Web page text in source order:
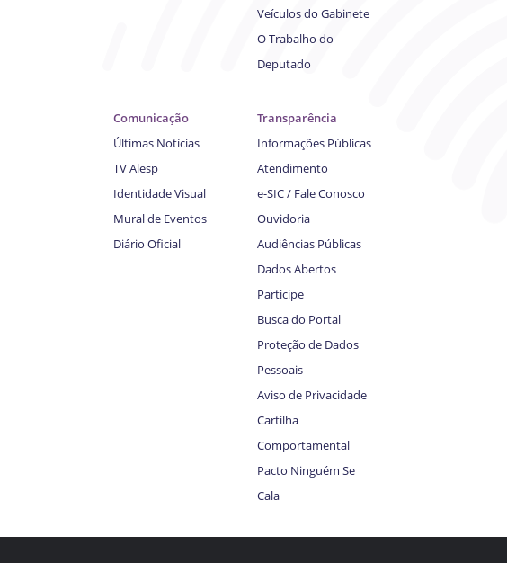
Veículos do Gabinete
O Trabalho do
Deputado
Comunicação
Últimas Notícias
TV Alesp
Identidade Visual
Mural de Eventos
Diário Oficial
Transparência
Informações Públicas
Atendimento
e-SIC / Fale Conosco
Ouvidoria
Audiências Públicas
Dados Abertos
Participe
Busca do Portal
Proteção de Dados
Pessoais
Aviso de Privacidade
Cartilha
Comportamental
Pacto Ninguém Se
Cala